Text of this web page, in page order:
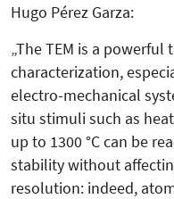
Hugo Pérez Garza:
„The TEM is a
characterization,
electro-mechanical
situ stimuli such as
up to 1300 °C can be
stability without
resolution: indeed,